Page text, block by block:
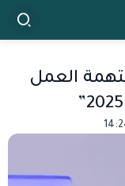
العمل